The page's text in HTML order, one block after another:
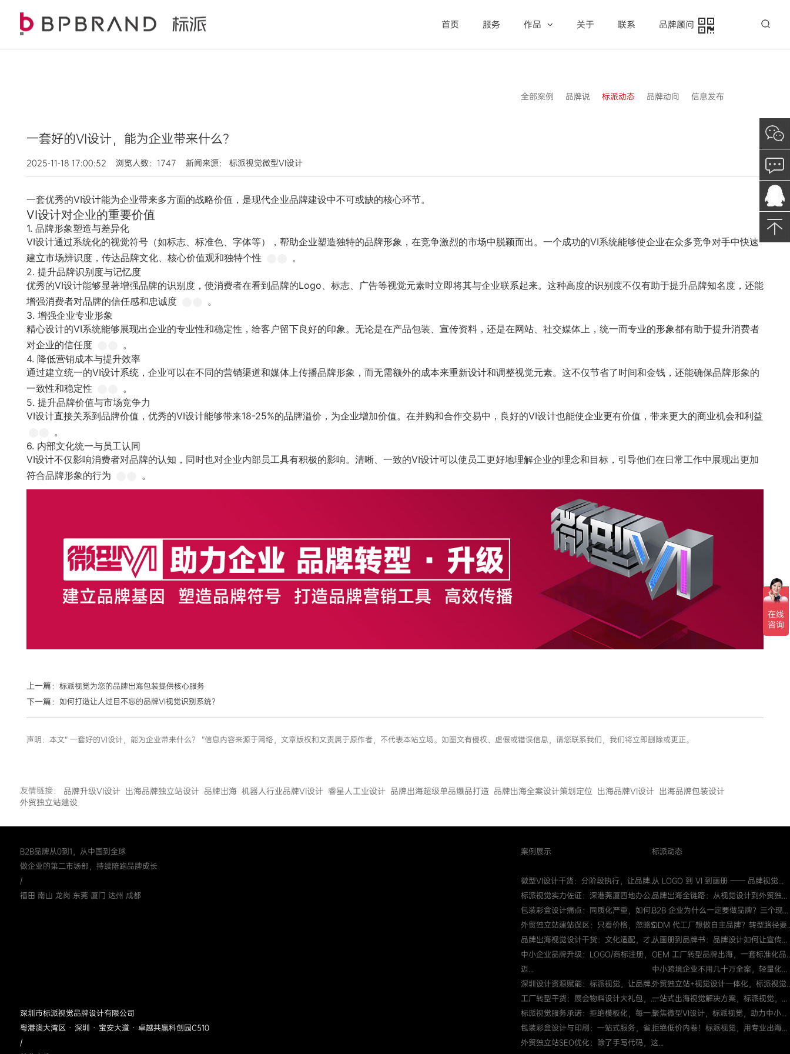
首页 服务 作品 关于 联系 品牌顾问
全部案例 品牌说 标派动态 品牌动向 信息发布
一套好的VI设计，能为企业带来什么？
2025-11-18 17:00:52 浏览人数：1747 新闻来源： 标派视觉微型VI设计
一套优秀的VI设计能为企业带来多方面的战略价值，是现代企业品牌建设中不可或缺的核心环节。
VI设计对企业的重要价值
1. 品牌形象塑造与差异化
VI设计通过系统化的视觉符号（如标志、标准色、字体等），帮助企业塑造独特的品牌形象，在竞争激烈的市场中脱颖而出。一个成功的VI系统能够使企业在众多竞争对手中快速
建立市场辨识度，传达品牌文化、核心价值观和独特个性
。
2. 提升品牌识别度与记忆度
优秀的VI设计能够显著增强品牌的识别度，使消费者在看到品牌的Logo、标志、广告等视觉元素时立即将其与企业联系起来。这种高度的识别度不仅有助于提升品牌知名度，还能
增强消费者对品牌的信任感和忠诚度
。
3. 增强企业专业形象
精心设计的VI系统能够展现出企业的专业性和稳定性，给客户留下良好的印象。无论是在产品包装、宣传资料，还是在网站、社交媒体上，统一而专业的形象都有助于提升消费者
对企业的信任度
。
4. 降低营销成本与提升效率
通过建立统一的VI设计系统，企业可以在不同的营销渠道和媒体上传播品牌形象，而无需额外的成本来重新设计和调整视觉元素。这不仅节省了时间和金钱，还能确保品牌形象的
一致性和稳定性
。
5. 提升品牌价值与市场竞争力
VI设计直接关系到品牌价值，优秀的VI设计能够带来18-25%的品牌溢价，为企业增加价值。在并购和合作交易中，良好的VI设计也能使企业更有价值，带来更大的商业机会和利益
。
6. 内部文化统一与员工认同
VI设计不仅影响消费者对品牌的认知，同时也对企业内部员工具有积极的影响。清晰、一致的VI设计可以使员工更好地理解企业的理念和目标，引导他们在日常工作中展现出更加
符合品牌形象的行为
。
上一篇： 标派视觉为您的品牌出海包装提供核心服务
下一篇： 如何打造让人过目不忘的品牌VI视觉识别系统？
声明：本文“ 一套好的VI设计，能为企业带来什么？ ”信息内容来源于网络，文章版权和文责属于原作者，不代表本站立场。如图文有侵权、虚假或错误信息，请您联系我们，我们将立即删除或更正。
友情链接： 品牌升级VI设计 出海品牌独立站设计 品牌出海 机器人行业品牌VI设计 睿星人工业设计 品牌出海超级单品爆品打造 品牌出海全案设计策划定位 出海品牌VI设计 出海品牌包装设计
外贸独立站建设
B2B品牌从0到1，从中国到全球
做企业的第二市场部，持续陪跑品牌成长
/
福田 南山 龙岗 东莞 厦门 达州 成都
深圳市标派视觉品牌设计有限公司
粤港澳大湾区 · 深圳 · 宝安大道 · 卓越共赢科创园C510
/
案例展示
微型VI设计干货：分阶段执行，让品牌...
标派视觉实力佐证：深港莞厦四地办公...
包装彩盒设计痛点：同质化严重，如何...
外贸独立站建站误区：只看价格，忽略S...
品牌出海视觉设计干货：文化适配，才...
中小企业品牌升级：LOGO/商标注册，
迈...
深圳设计资源赋能：标派视觉，让品牌...
工厂转型干货：展会物料设计大礼包，...
标派视觉服务承诺：拒绝模板化，每一...
包装彩盒设计与印刷：一站式服务，省...
外贸独立站SEO优化：除了手写代码，这...
标派动态
从 LOGO 到 VI 到画册 —— 品牌视觉...
品牌出海全链路：从视觉设计到外贸独...
B2B 企业为什么一定要做品牌？三个现...
ODM 代工厂想做自主品牌？转型路径要
从画册到品牌书：品牌设计如何让宣传...
OEM 工厂转型品牌出海，一套标准化品
中小跨境企业不用几十万全案，轻量化...
外贸独立站+视觉设计一体化，标派视觉
一站式出海视觉解决方案，标派视觉，...
聚焦微型VI设计，标派视觉，助力中小...
拒绝低价内卷！标派视觉，用专业出海...